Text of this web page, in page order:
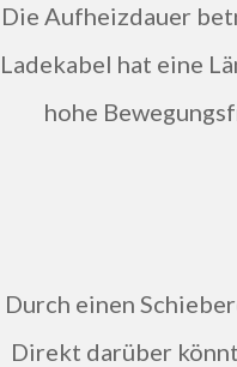
Die Aufheizdauer beträgt etwa 30 Sekunden, dann könnt ihr sofort loslegen. Das
Ladekabel hat eine
hohe
Durch einen
Direkt darüber könnt ihr genauso zwischen, 8, 10 und 12 Sekunden wählen, wie